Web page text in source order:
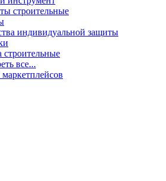
строительные
индивидуальной защиты
строительные
все...